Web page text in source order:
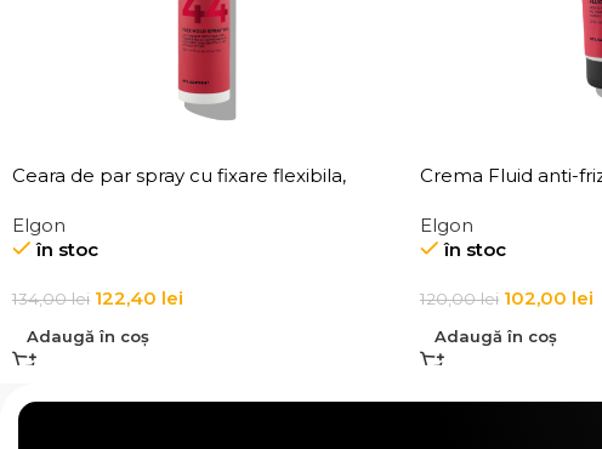
Ceara de par spray cu fixare flexibila,
Elgon
în stoc
134,00lei 122,40 lei
Adaugă în coș
Crema Fluid anti-
Elgon
în stoc
120,00lei 102,00 lei
Adaugă în coș